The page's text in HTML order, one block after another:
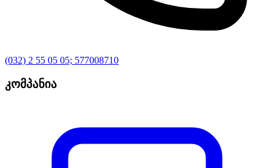
(032) 2 55 05 05; 577008710
კომპანია